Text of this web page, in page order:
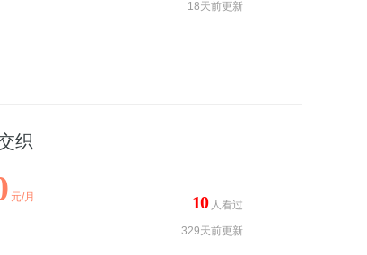
18天前更新
织
10 人看过
329天前更新
元/月